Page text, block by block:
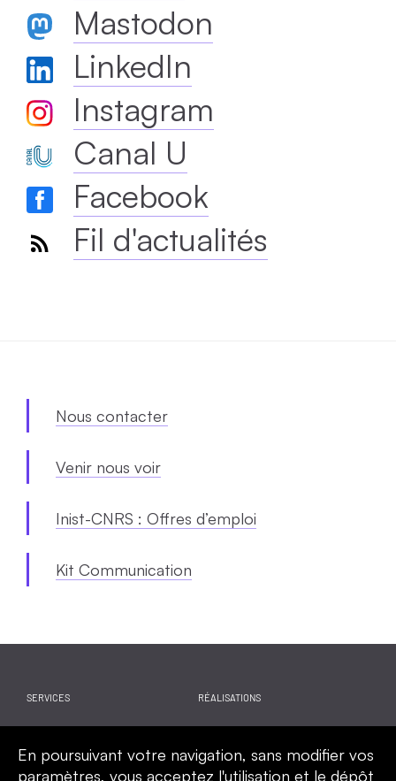
Mastodon
LinkedIn
Instagram
Canal U
Facebook
Fil d'actualités
Nous contacter
Venir nous voir
Inist-CNRS : Offres d’emploi
Kit Communication
SERVICES RÉALISATIONS
CALENDRIER QUI SOMMES-NOUS
En poursuivant votre navigation, sans modifier vos
paramètres, vous acceptez l'utilisation et le dépôt